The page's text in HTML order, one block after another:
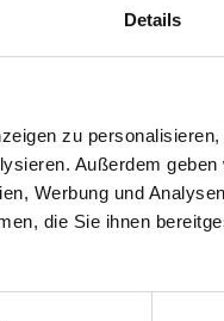
Details
zu
Außerdem
Werbung und
die Sie ihnen
Daten
speichern